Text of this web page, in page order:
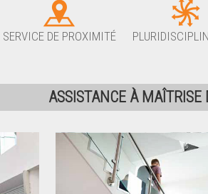
SERVICE DE PROXIMITÉ
ASSISTANCE À MAÎTRISE